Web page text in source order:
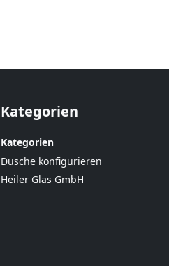
Kategorien
Kategorien
Dusche konfigurieren
Heiler Glas GmbH